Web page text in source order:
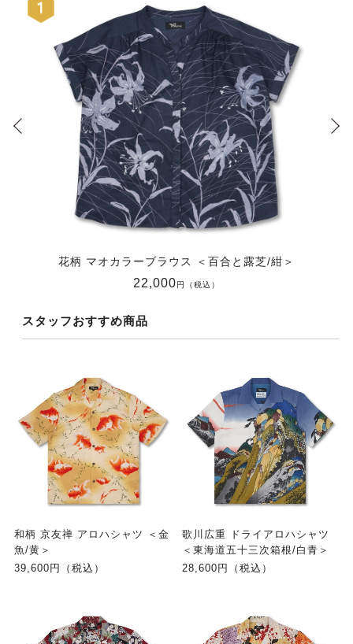
花柄 マオカラーブラウス ＜百合と露芝/紺＞
22,000円（税込）
スタッフおすすめ商品
和柄 京友禅 アロハシャツ ＜金
魚/黄＞
39,600円（税込）
歌川広重 ドライアロハシャツ
＜東海道五十三次箱根/白青＞
28,600円（税込）